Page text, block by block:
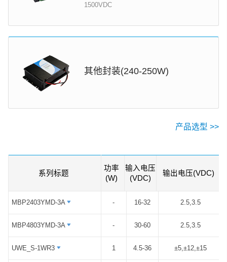
1500VDC
其他封装(240-250W)
产品选型 >>
系列标题
功率
(W)
输入电压
(VDC)
输出电压(VDC)
MBP2403YMD-3A - 16-32 2.5,3.5
MBP4803YMD-3A - 30-60 2.5,3.5
UWE_S-1WR3 1 4.5-36 ±5,±12,±15
系列标题
MBP2403YMD-3A
MBP4803YMD-3A
UWE_S-1WR3